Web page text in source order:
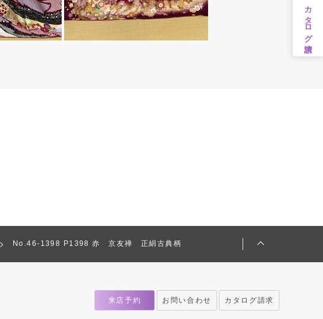
No.46-1398 P1398 赤 京友禅 正絹古典柄
カタログ請求
来店予約 お問い合わせ カタログ請求